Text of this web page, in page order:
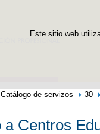
Este sitio web
Catálogo de servizos 30
a Centros